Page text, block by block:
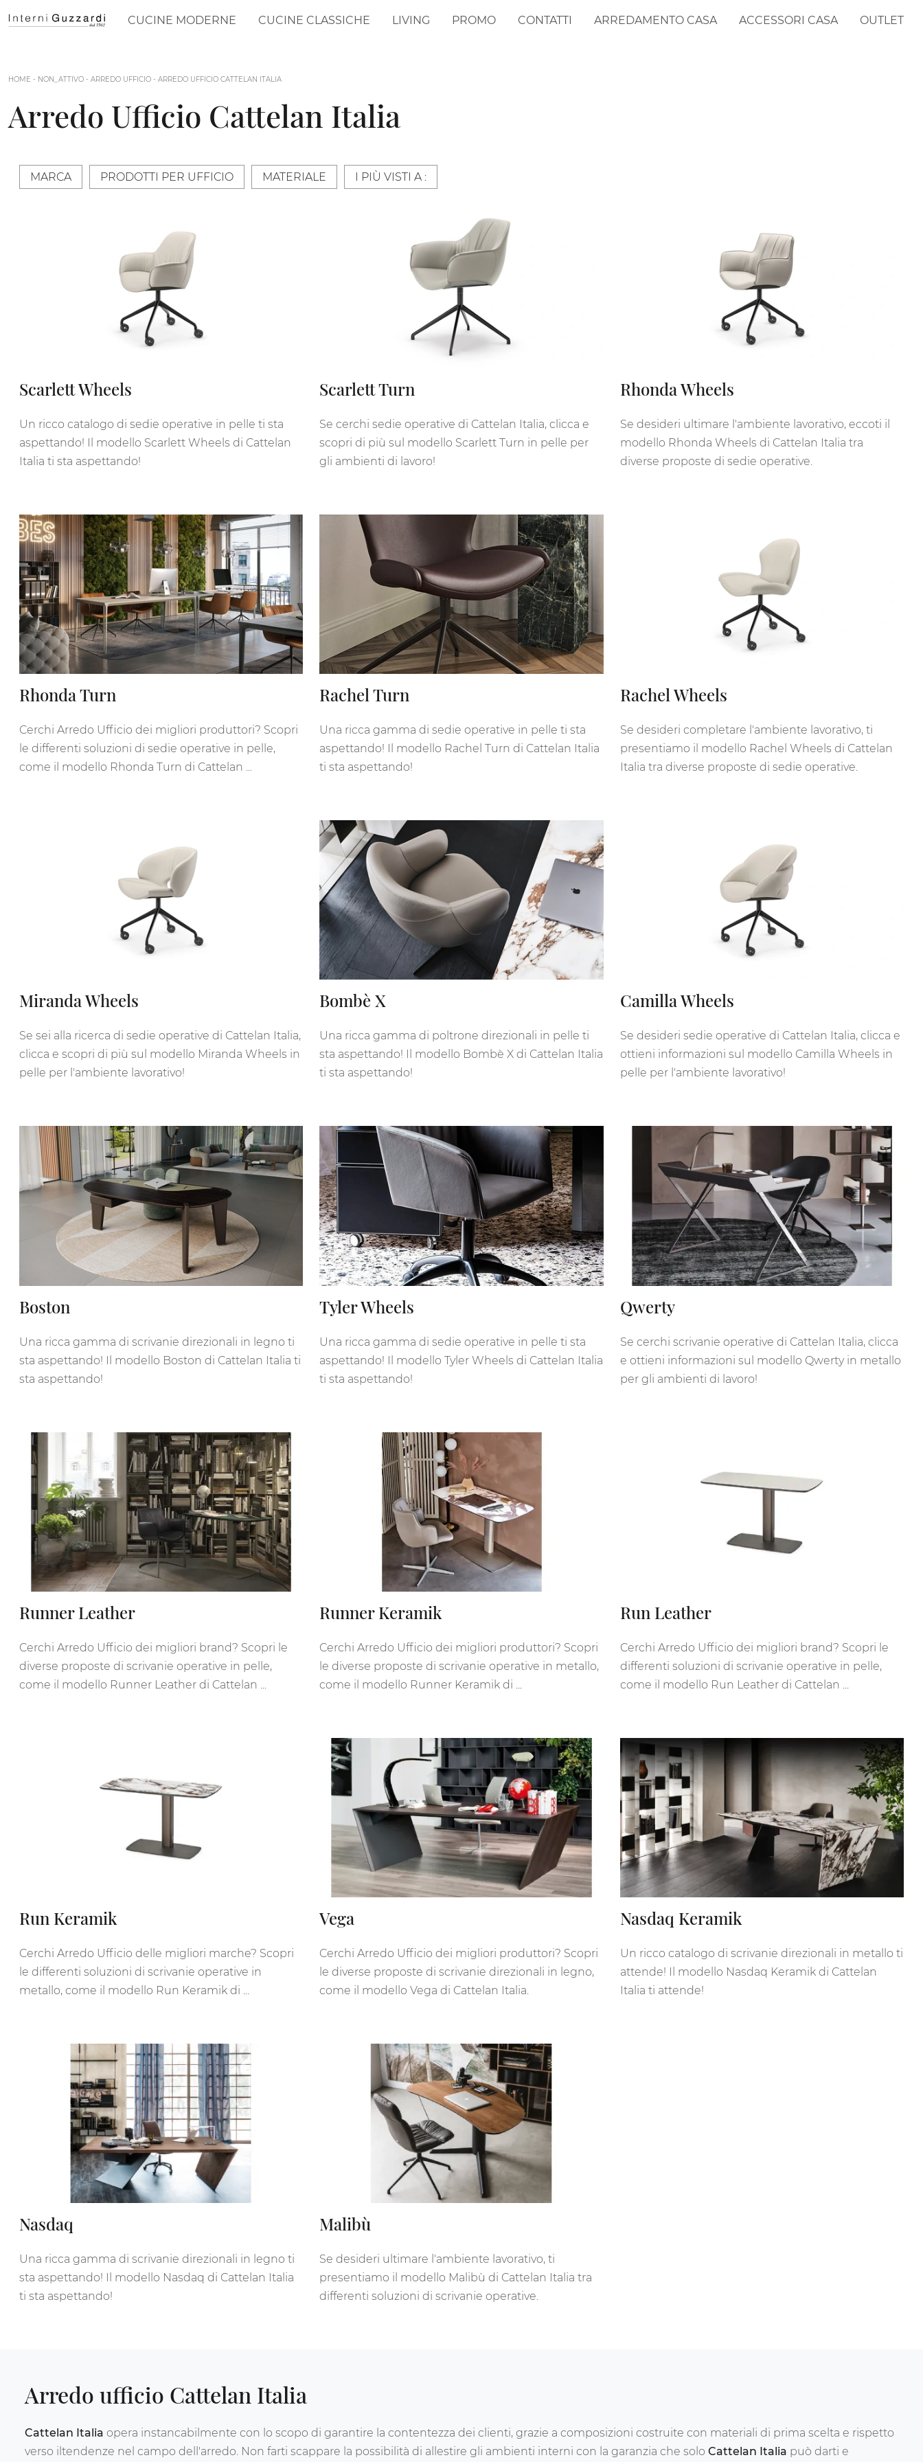
CUCINE MODERNE CUCINE CLASSICHE LIVING PROMO CONTATTI ARREDAMENTO CASA ACCESSORI CASA OUTLET
HOME - NON_ATTIVO - ARREDO UFFICIO - ARREDO UFFICIO CATTELAN ITALIA
Arredo Ufficio Cattelan Italia
MARCA PRODOTTI PER UFFICIO MATERIALE I PIÙ VISTI A :
Scarlett Wheels
Un ricco catalogo di sedie operative in pelle ti sta
aspettando! Il modello Scarlett Wheels di Cattelan
Italia ti sta aspettando!
Scarlett Turn
Se cerchi sedie operative di Cattelan Italia, clicca e
scopri di più sul modello Scarlett Turn in pelle per
gli ambienti di lavoro!
Rhonda Wheels
Se desideri ultimare l'ambiente lavorativo, eccoti il
modello Rhonda Wheels di Cattelan Italia tra
diverse proposte di sedie operative.
Rhonda Turn
Cerchi Arredo Ufficio dei migliori produttori? Scopri
le differenti soluzioni di sedie operative in pelle,
come il modello Rhonda Turn di Cattelan ...
Rachel Turn
Una ricca gamma di sedie operative in pelle ti sta
aspettando! Il modello Rachel Turn di Cattelan Italia
ti sta aspettando!
Rachel Wheels
Se desideri completare l'ambiente lavorativo, ti
presentiamo il modello Rachel Wheels di Cattelan
Italia tra diverse proposte di sedie operative.
Miranda Wheels
Se sei alla ricerca di sedie operative di Cattelan Italia,
clicca e scopri di più sul modello Miranda Wheels in
pelle per l'ambiente lavorativo!
Bombè X
Una ricca gamma di poltrone direzionali in pelle ti
sta aspettando! Il modello Bombè X di Cattelan Italia
ti sta aspettando!
Camilla Wheels
Se desideri sedie operative di Cattelan Italia, clicca e
ottieni informazioni sul modello Camilla Wheels in
pelle per l'ambiente lavorativo!
Boston
Una ricca gamma di scrivanie direzionali in legno ti
sta aspettando! Il modello Boston di Cattelan Italia ti
sta aspettando!
Tyler Wheels
Una ricca gamma di sedie operative in pelle ti sta
aspettando! Il modello Tyler Wheels di Cattelan Italia
ti sta aspettando!
Qwerty
Se cerchi scrivanie operative di Cattelan Italia, clicca
e ottieni informazioni sul modello Qwerty in metallo
per gli ambienti di lavoro!
Runner Leather
Cerchi Arredo Ufficio dei migliori brand? Scopri le
diverse proposte di scrivanie operative in pelle,
come il modello Runner Leather di Cattelan ...
Runner Keramik
Cerchi Arredo Ufficio dei migliori produttori? Scopri
le diverse proposte di scrivanie operative in metallo,
come il modello Runner Keramik di ...
Run Leather
Cerchi Arredo Ufficio dei migliori brand? Scopri le
differenti soluzioni di scrivanie operative in pelle,
come il modello Run Leather di Cattelan ...
Run Keramik
Cerchi Arredo Ufficio delle migliori marche? Scopri
le differenti soluzioni di scrivanie operative in
metallo, come il modello Run Keramik di ...
Vega
Cerchi Arredo Ufficio dei migliori produttori? Scopri
le diverse proposte di scrivanie direzionali in legno,
come il modello Vega di Cattelan Italia.
Nasdaq Keramik
Un ricco catalogo di scrivanie direzionali in metallo ti
attende! Il modello Nasdaq Keramik di Cattelan
Italia ti attende!
Nasdaq
Una ricca gamma di scrivanie direzionali in legno ti
sta aspettando! Il modello Nasdaq di Cattelan Italia
ti sta aspettando!
Malibù
Se desideri ultimare l'ambiente lavorativo, ti
presentiamo il modello Malibù di Cattelan Italia tra
differenti soluzioni di scrivanie operative.
Arredo ufficio Cattelan Italia
Cattelan Italia opera instancabilmente con lo scopo di garantire la contentezza dei clienti, grazie a composizioni costruite con materiali di prima scelta e rispetto
verso iltendenze nel campo dell'arredo. Non farti scappare la possibilità di allestire gli ambienti interni con la garanzia che solo Cattelan Italia può darti e